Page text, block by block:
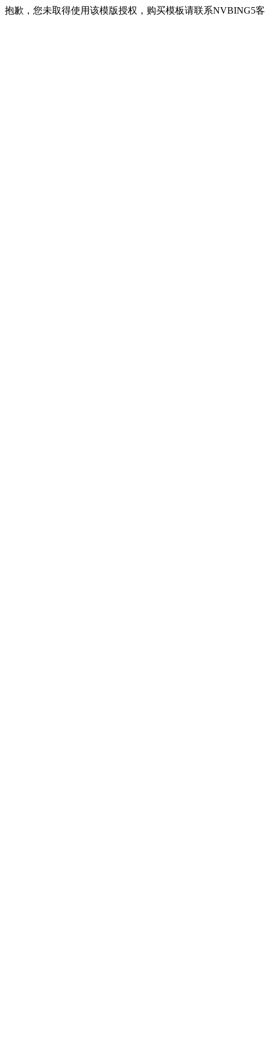
抱歉，您未取得使用该模版授权，购买模板请联系NVBING5客